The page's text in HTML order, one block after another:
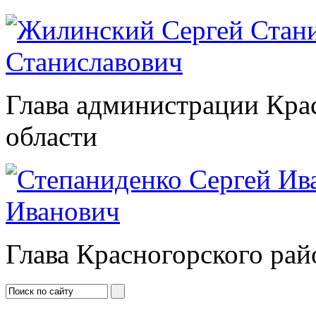
Станиславович
Глава администрации
области
Иванович
Глава Красногорского